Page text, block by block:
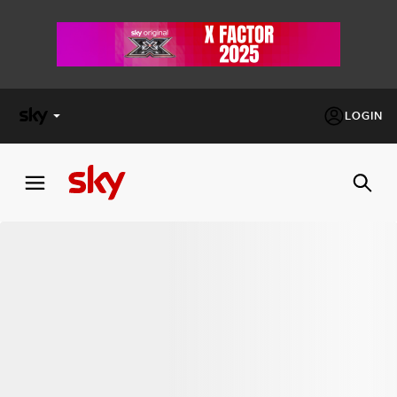
LOGIN
FACTOR